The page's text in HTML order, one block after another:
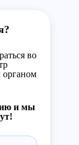
во
органом
и мы